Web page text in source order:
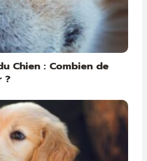
Chien : Combien de
?